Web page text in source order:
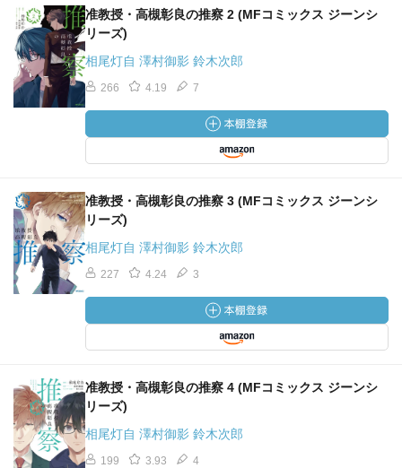
准教授・高槻彰良の推察 2 (MFコミックス ジーンシ
リーズ)
相尾灯自 澤村御影 鈴木次郎
266 4.19 7
准教授・高槻彰良の推察 3 (MFコミックス ジーンシ
リーズ)
相尾灯自 澤村御影 鈴木次郎
227 4.24 3
准教授・高槻彰良の推察 4 (MFコミックス ジーンシ
リーズ)
相尾灯自 澤村御影 鈴木次郎
199 3.93 4